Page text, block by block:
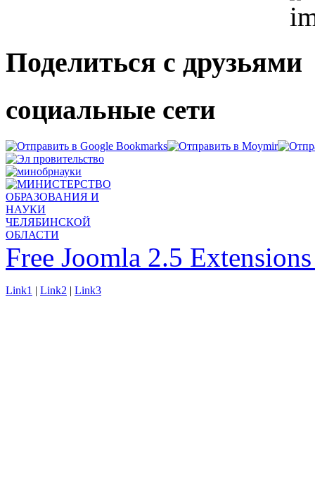
Поделиться с друзьями
социальные сети
Free Joomla 2.5
Link1 | Link2 | Link3